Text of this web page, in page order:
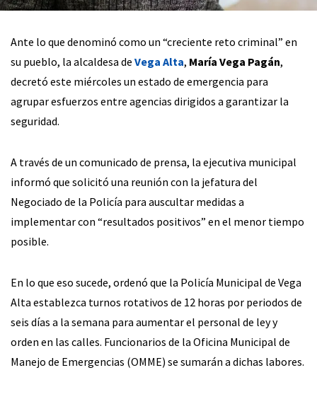
Ante lo que denominó como un “creciente reto criminal” en
su pueblo, la alcaldesa de Vega Alta, María Vega Pagán,
decretó este miércoles un estado de emergencia para
agrupar esfuerzos entre agencias dirigidos a garantizar la
seguridad.
A través de un comunicado de prensa, la ejecutiva municipal
informó que solicitó una reunión con la jefatura del
Negociado de la Policía para auscultar medidas a
implementar con “resultados positivos” en el menor tiempo
posible.
En lo que eso sucede, ordenó que la Policía Municipal de Vega
Alta establezca turnos rotativos de 12 horas por periodos de
seis días a la semana para aumentar el personal de ley y
orden en las calles. Funcionarios de la Oficina Municipal de
Manejo de Emergencias (OMME) se sumarán a dichas labores.